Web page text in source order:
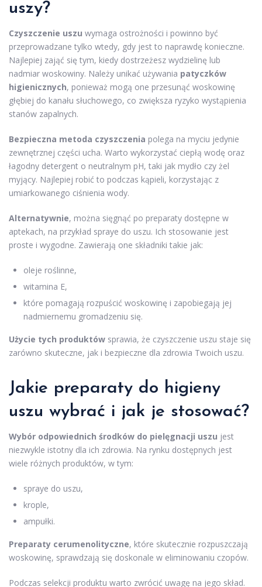
uszy?
Czyszczenie uszu wymaga ostrożności i powinno być
przeprowadzane tylko wtedy, gdy jest to naprawdę konieczne.
Najlepiej zająć się tym, kiedy dostrzeżesz wydzielinę lub
nadmiar woskowiny. Należy unikać używania patyczków
higienicznych, ponieważ mogą one przesunąć woskowinę
głębiej do kanału słuchowego, co zwiększa ryzyko wystąpienia
stanów zapalnych.
Bezpieczna metoda czyszczenia polega na myciu jedynie
zewnętrznej części ucha. Warto wykorzystać ciepłą wodę oraz
łagodny detergent o neutralnym pH, taki jak mydło czy żel
myjący. Najlepiej robić to podczas kąpieli, korzystając z
umiarkowanego ciśnienia wody.
Alternatywnie, można sięgnąć po preparaty dostępne w
aptekach, na przykład spraye do uszu. Ich stosowanie jest
proste i wygodne. Zawierają one składniki takie jak:
oleje roślinne,
witamina E,
które pomagają rozpuścić woskowinę i zapobiegają jej
nadmiernemu gromadzeniu się.
Użycie tych produktów sprawia, że czyszczenie uszu staje się
zarówno skuteczne, jak i bezpieczne dla zdrowia Twoich uszu.
Jakie preparaty do higieny
uszu wybrać i jak je stosować?
Wybór odpowiednich środków do pielęgnacji uszu jest
niezwykle istotny dla ich zdrowia. Na rynku dostępnych jest
wiele różnych produktów, w tym:
spraye do uszu,
krople,
ampułki.
Preparaty cerumenolityczne, które skutecznie rozpuszczają
woskowinę, sprawdzają się doskonale w eliminowaniu czopów.
Podczas selekcji produktu warto zwrócić uwagę na jego skład.